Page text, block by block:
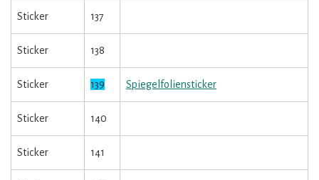
Sticker 137
Sticker 138
Sticker 139 Spiegelfoliensticker
Sticker 140
Sticker 141